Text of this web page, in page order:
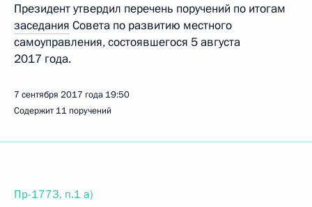
Президент утвердил перечень поручений по итогам
заседания Совета по развитию местного
самоуправления, состоявшегося 5 августа
2017 года.
7 сентября 2017 года 19:50
Содержит 11 поручений
Пр-1773, п.1 а)